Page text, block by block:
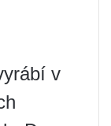
v